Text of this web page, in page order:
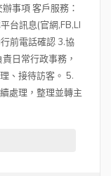
事項 客戶服務：
台訊息(官網,FB,LI
前電話確認 3.協
日常行政事務，
、接待訪客。 5.
處理，整理並轉主